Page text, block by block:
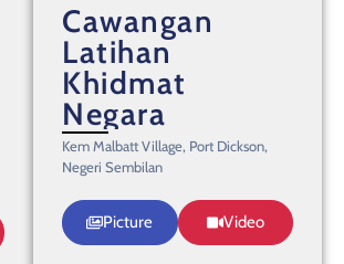
Cawangan
Latihan
Khidmat
Negara
Kem Malbatt Village, Port Dickson,
Negeri Sembilan
Picture Video